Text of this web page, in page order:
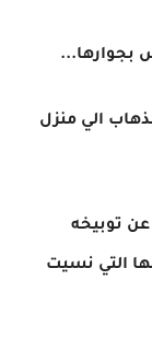
بجوارها...
الي منزل
عن توبيخه
التي نسيت